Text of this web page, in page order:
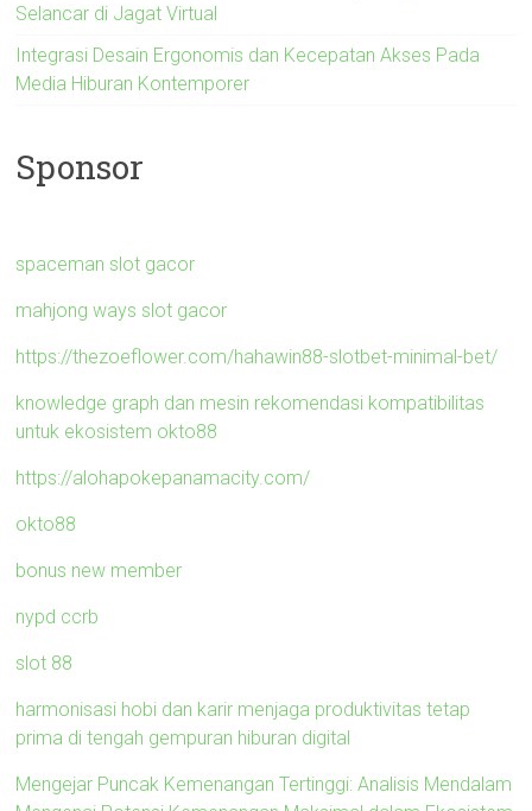
Selancar di Jagat Virtual
Integrasi Desain Ergonomis dan Kecepatan Akses Pada
Media Hiburan Kontemporer
Sponsor
spaceman slot gacor
mahjong ways slot gacor
https://thezoeflower.com/hahawin88-slotbet-minimal-bet/
knowledge graph dan mesin rekomendasi kompatibilitas
untuk ekosistem okto88
https://alohapokepanamacity.com/
okto88
bonus new member
nypd ccrb
slot 88
harmonisasi hobi dan karir menjaga produktivitas tetap
prima di tengah gempuran hiburan digital
Mengejar Puncak Kemenangan Tertinggi: Analisis Mendalam